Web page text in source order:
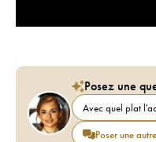
Posez une
Avec quel plat
Poser une